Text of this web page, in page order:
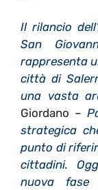
Il rilancio
San
rappresenta
città di
una vasta
Giordano –
strategica
punto di
cittadini.
nuova fase